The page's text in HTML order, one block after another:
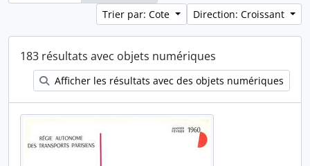
Trier par: Cote
Direction: Croissant
183 résultats avec objets numériques
Afficher les résultats avec des objets numériques